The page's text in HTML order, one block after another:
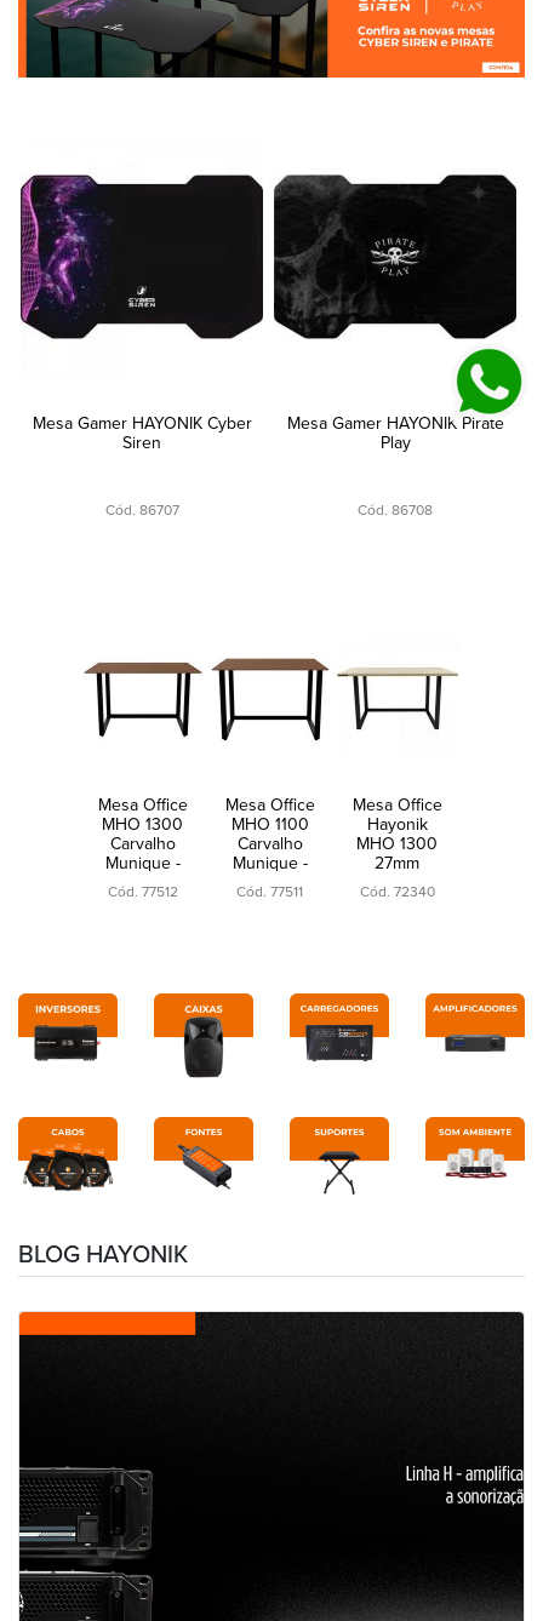
Mesa Gamer HAYONIK Cyber
Siren
Cód. 86707
Mesa Gamer HAYONIK Pirate
Play
Cód. 86708
Mesa Office
MHO 1300
Carvalho
Munique -
Borda de
15mm
Cód. 77512
Mesa Office
MHO 1100
Carvalho
Munique -
Borda de
15mm
Cód. 77511
Mesa Office
Hayonik
MHO 1300
27mm
Carvalho
Berlin
Cód. 72340
BLOG HAYONIK